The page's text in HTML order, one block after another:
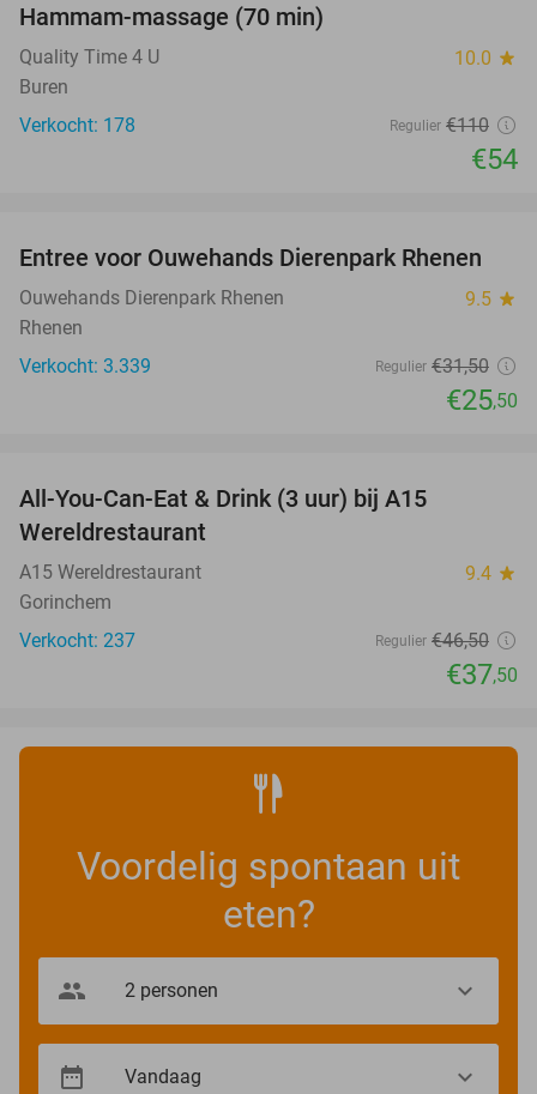
Hammam-massage (70 min)
Quality Time 4 U 10.0 star
Buren
Verkocht: 178
Regulier €110
€54
19%
Entree voor Ouwehands Dierenpark Rhenen
Ouwehands Dierenpark Rhenen 9.5 star
Rhenen
Verkocht: 3.339
Regulier €31,50
€25,50
All-You-Can-Eat & Drink (3 uur) bij A15
Wereldrestaurant
A15 Wereldrestaurant 9.4 star
Gorinchem
Verkocht: 237
Regulier €46,50
€37,50
Voordelig spontaan uit
eten?